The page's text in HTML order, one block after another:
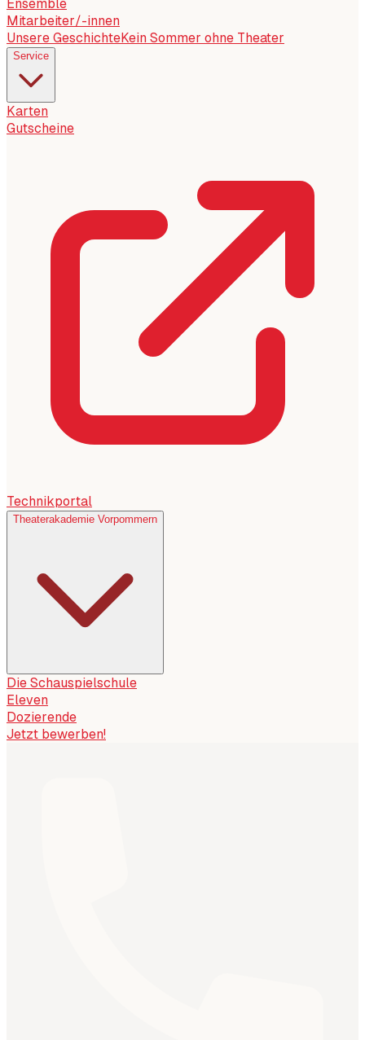
Ensemble
Mitarbeiter/-innen
Unsere GeschichteKein Sommer ohne Theater
Service
Karten
Gutscheine
Technikportal
Theaterakademie Vorpommern
Die Schauspielschule
Eleven
Dozierende
Jetzt bewerben!